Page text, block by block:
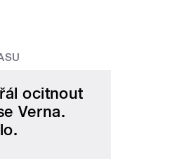
ocitnout
Verna.